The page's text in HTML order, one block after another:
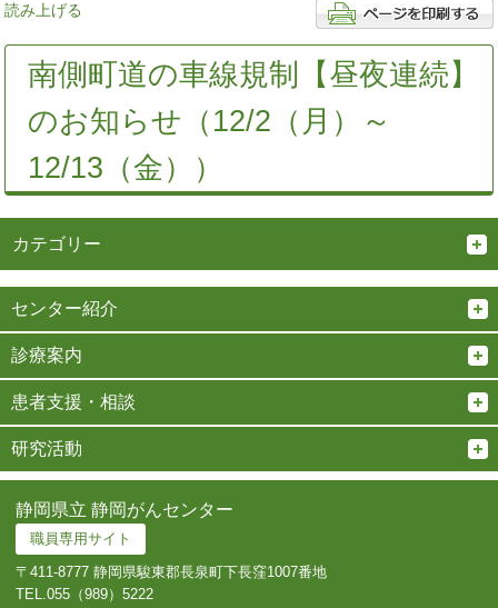
読み上げる
南側町道の車線規制【昼夜連続】
のお知らせ（12/2（月）～
12/13（金））
カテゴリー
センター紹介
診療案内
患者支援・相談
研究活動
静岡県立 静岡がんセンター
職員専用サイト
〒411-8777 静岡県駿東郡長泉町下長窪1007番地
TEL.055（989）5222